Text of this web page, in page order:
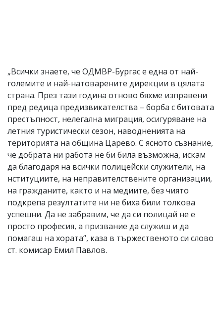
„Всички знаете, че ОДМВР-Бургас е една от най-
големите и най-натоварените дирекции в цялата
страна. През тази година отново бяхме изправени
пред редица предизвикателства – борба с битовата
престъпност, нелегална миграция, осигуряване на
летния туристически сезон, наводненията на
територията на община Царево. С ясното съзнание,
че добрата ни работа не би била възможна, искам
да благодаря на всички полицейски служители, на
нституциите, на неправителствените организации,
на гражданите, както и на медиите, без чиято
подкрепа резултатите ни не биха били толкова
успешни. Да не забравим, че да си полицай не е
просто професия, а призвание да служиш и да
помагаш на хората“, каза в тържественото си слово
ст. комисар Емил Павлов.